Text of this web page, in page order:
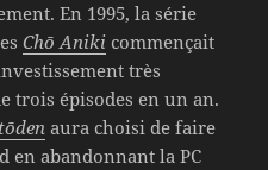
En 1995, la série
Chō Aniki commençait
très
trois épisodes en un an.
aura choisi de faire
en abandonnant la PC